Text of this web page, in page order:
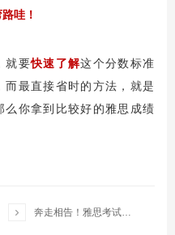
哇！
就要快速了解这个分数标准
最直接省时的方法，就是
么你拿到比较好的雅思成绩
 奔走相告！雅思考试降价啦！